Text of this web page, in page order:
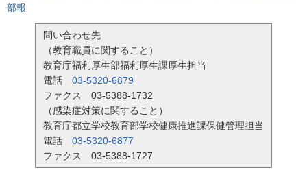
部報
問い合わせ先
（教育職員に関すること）
教育庁福利厚生部福利厚生課厚生担当
電話 03-5320-6879
ファクス 03-5388-1732
（感染症対策に関すること）
教育庁都立学校教育部学校健康推進課保健管理担当
電話 03-5320-6877
ファクス 03-5388-1727